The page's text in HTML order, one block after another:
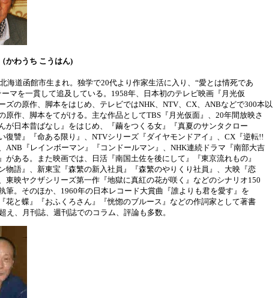
かわうち こうはん)
海道函館市生まれ。独学で20代より作家生活に入り、“愛とは情死であ
ーマを一貫して追及している。1958年、日本初のテレビ映画『月光仮
ズの原作、脚本をはじめ、テレビではNHK、NTV、CX、ANBなどで300本以
原作、脚本をてがける。主な作品としてTBS『月光仮面』、20年間放映さ
が日本昔ばなし』をはじめ、『繭をつくる女』『真夏のサンタクロー
復讐』『命ある限り』、NTVシリーズ『ダイヤモンドアイ』、CX『逆転!!
ANB『レインボーマン』『コンドールマン』、NHK連続ドラマ『南部大吉
がある。また映画では、日活『南国土佐を後にして』『東京流れもの』
ン物語』、新東宝『森繁の新入社員』『森繁のやりくり社員』、大映『恋
東映ヤクザシリーズ第一作『地獄に真紅の花が咲く』などのシナリオ150
筆。そのほか、1960年の日本レコード大賞曲『誰よりも君を愛す』を
花と蝶』『おふくろさん』『恍惚のブルース』などの作詞家として著書
え、月刊誌、週刊誌でのコラム、評論も多数。